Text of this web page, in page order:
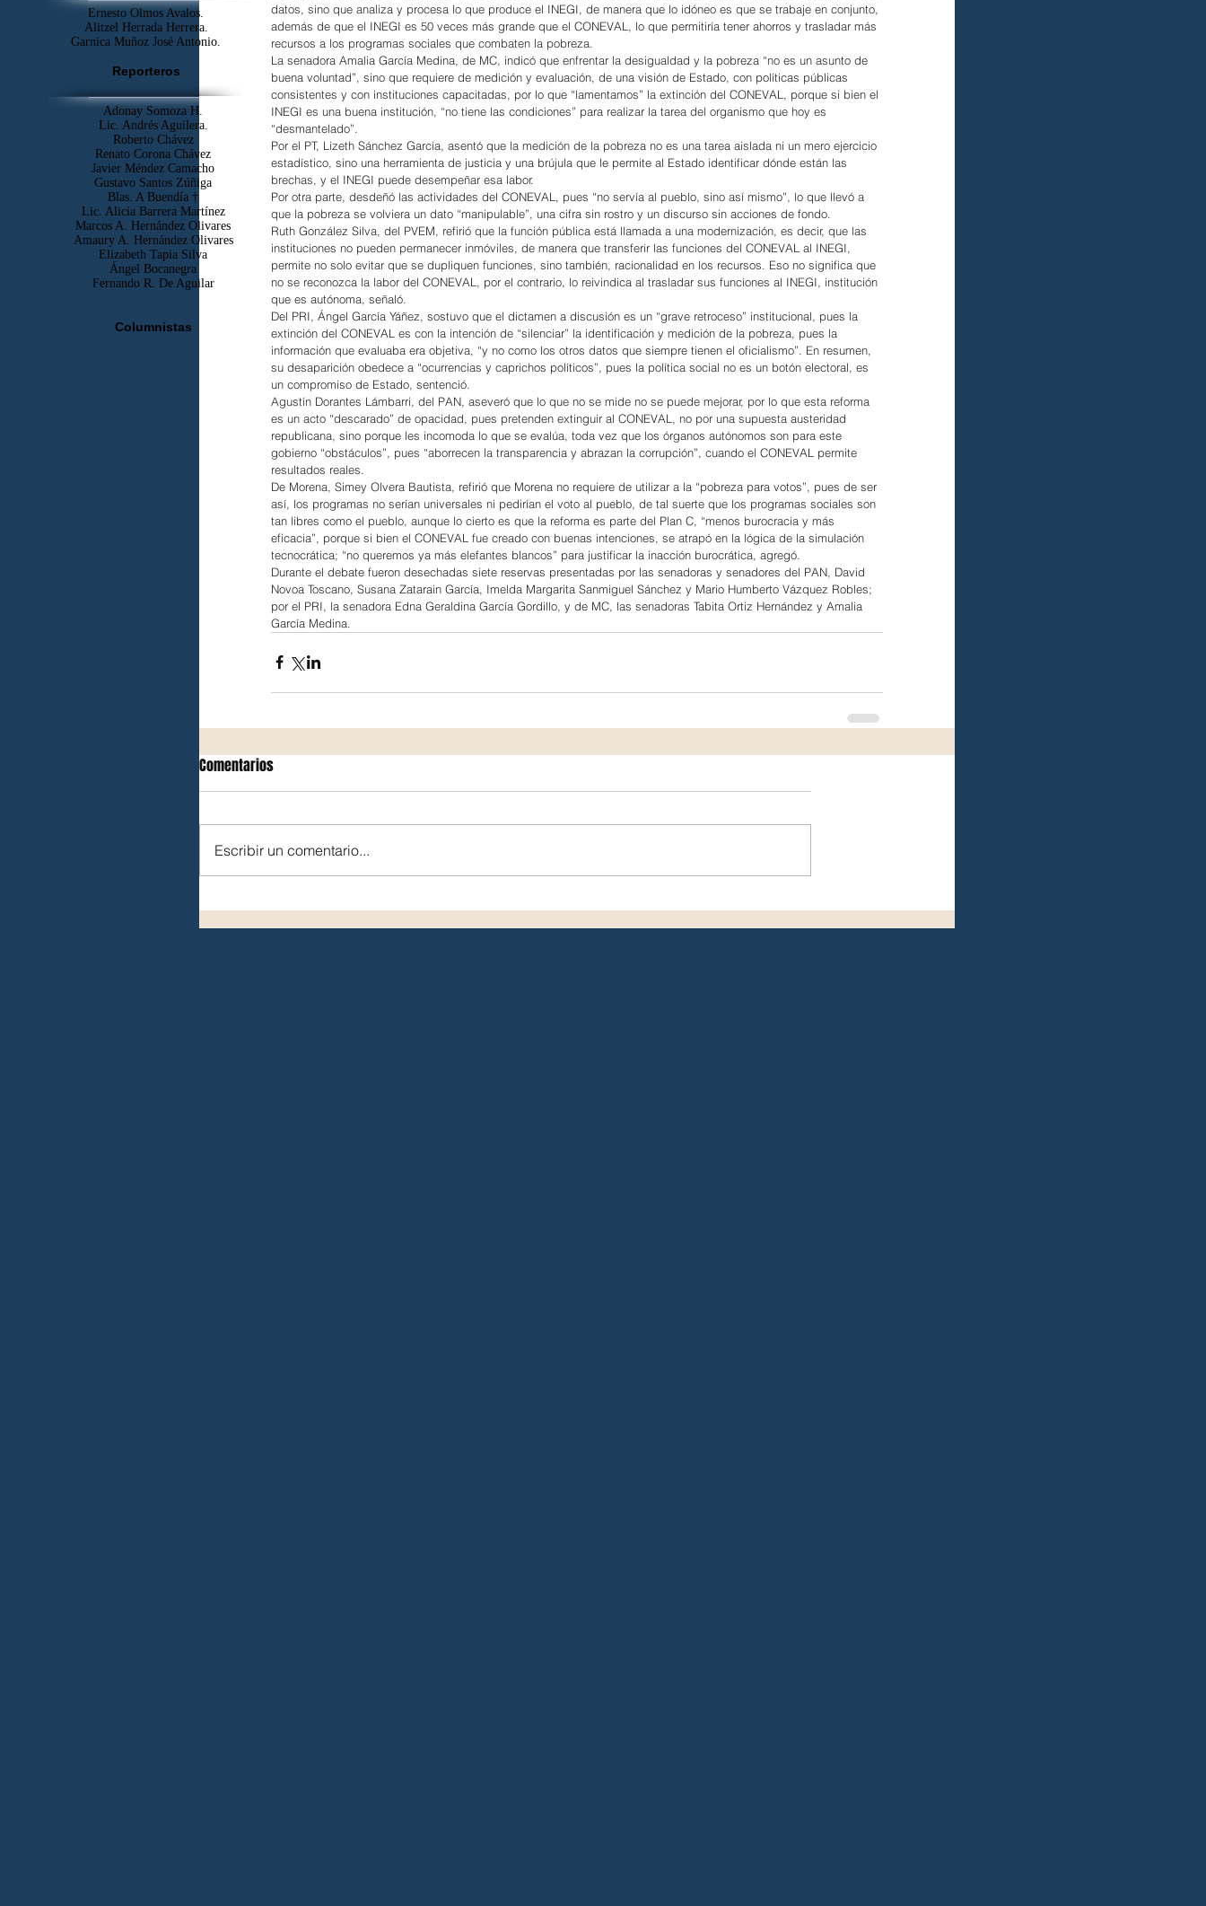
datos, sino que analiza y procesa lo que produce el INEGI, de manera que lo idóneo es que se trabaje en conjunto,
además de que el INEGI es 50 veces más grande que el CONEVAL, lo que permitiría tener ahorros y trasladar más
recursos a los programas sociales que combaten la pobreza.
La senadora Amalia García Medina, de MC, indicó que enfrentar la desigualdad y la pobreza “no es un asunto de
buena voluntad”, sino que requiere de medición y evaluación, de una visión de Estado, con políticas públicas
consistentes y con instituciones capacitadas, por lo que “lamentamos” la extinción del CONEVAL, porque si bien el
INEGI es una buena institución, “no tiene las condiciones” para realizar la tarea del organismo que hoy es
“desmantelado”.
Por el PT, Lizeth Sánchez García, asentó que la medición de la pobreza no es una tarea aislada ni un mero ejercicio
estadístico, sino una herramienta de justicia y una brújula que le permite al Estado identificar dónde están las
brechas, y el INEGI puede desempeñar esa labor.
Por otra parte, desdeñó las actividades del CONEVAL, pues “no servía al pueblo, sino así mismo”, lo que llevó a
que la pobreza se volviera un dato “manipulable”, una cifra sin rostro y un discurso sin acciones de fondo.
Ruth González Silva, del PVEM, refirió que la función pública está llamada a una modernización, es decir, que las
instituciones no pueden permanecer inmóviles, de manera que transferir las funciones del CONEVAL al INEGI,
permite no solo evitar que se dupliquen funciones, sino también, racionalidad en los recursos. Eso no significa que
no se reconozca la labor del CONEVAL, por el contrario, lo reivindica al trasladar sus funciones al INEGI, institución
que es autónoma, señaló.
Del PRI, Ángel García Yáñez, sostuvo que el dictamen a discusión es un “grave retroceso” institucional, pues la
extinción del CONEVAL es con la intención de “silenciar” la identificación y medición de la pobreza, pues la
información que evaluaba era objetiva, “y no como los otros datos que siempre tienen el oficialismo”. En resumen,
su desaparición obedece a “ocurrencias y caprichos políticos”, pues la política social no es un botón electoral, es
un compromiso de Estado, sentenció.
Agustín Dorantes Lámbarri, del PAN, aseveró que lo que no se mide no se puede mejorar, por lo que esta reforma
es un acto “descarado” de opacidad, pues pretenden extinguir al CONEVAL, no por una supuesta austeridad
republicana, sino porque les incomoda lo que se evalúa, toda vez que los órganos autónomos son para este
gobierno “obstáculos”, pues “aborrecen la transparencia y abrazan la corrupción”, cuando el CONEVAL permite
resultados reales.
De Morena, Simey Olvera Bautista, refirió que Morena no requiere de utilizar a la “pobreza para votos”, pues de ser
así, los programas no serían universales ni pedirían el voto al pueblo, de tal suerte que los programas sociales son
tan libres como el pueblo, aunque lo cierto es que la reforma es parte del Plan C, “menos burocracia y más
eficacia”, porque si bien el CONEVAL fue creado con buenas intenciones, se atrapó en la lógica de la simulación
tecnocrática; “no queremos ya más elefantes blancos” para justificar la inacción burocrática, agregó.
Durante el debate fueron desechadas siete reservas presentadas por las senadoras y senadores del PAN, David
Novoa Toscano, Susana Zatarain García, Imelda Margarita Sanmiguel Sánchez y Mario Humberto Vázquez Robles;
por el PRI, la senadora Edna Geraldina García Gordillo, y de MC, las senadoras Tabita Ortiz Hernández y Amalia
García Medina.
Comentarios
Escribir un comentario...
Ernesto Olmos Avalos.
Alitzel Herrada Herrera.
Garnica Muñoz José Antonio.
Reporteros
Adonay Somoza H.
Lic. Andrés Aguilera.
Roberto Chávez
Renato Corona Chávez
Javier Méndez Camacho
Gustavo Santos Zúñiga
Blas. A Buendía †
​Lic. Alicia Barrera Martínez
Marcos A. Hernández Olivares
Amaury A. Hernández Olivares
Elizabeth Tapia Silva
Ángel Bocanegra
Fernando R. De Aguilar
Columnistas